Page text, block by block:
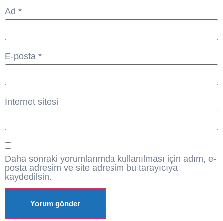
Ad *
E-posta *
İnternet sitesi
Daha sonraki yorumlarımda kullanılması için adım, e-
posta adresim ve site adresim bu tarayıcıya
kaydedilsin.